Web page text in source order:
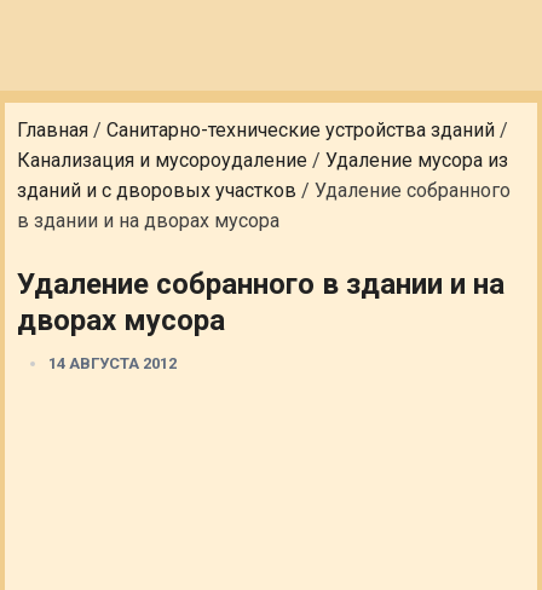
Главная /Санитарно-технические устройства зданий/
Канализация и мусороудаление /Удаление мусора из
зданий и с дворовых участков /Удаление собранного
в здании и на дворах мусора
Удаление собранного в здании и на
дворах мусора
14 АВГУСТА 2012